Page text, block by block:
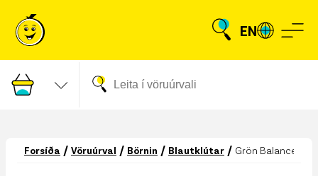
EN
Forsíða / Vöruúrval / Börnin / Blautklútar / Grön Balance